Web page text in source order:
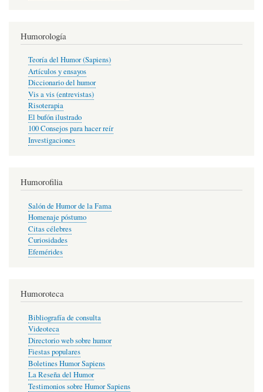
Humorología
Teoría del Humor (Sapiens)
Artículos y ensayos
Diccionario del humor
Vis a vis (entrevistas)
Risoterapia
El bufón ilustrado
100 Consejos para hacer reír
Investigaciones
Humorofilia
Salón de Humor de la Fama
Homenaje póstumo
Citas célebres
Curiosidades
Efemérides
Humoroteca
Bibliografía de consulta
Videoteca
Directorio web sobre humor
Fiestas populares
Boletines Humor Sapiens
La Reseña del Humor
Testimonios sobre Humor Sapiens